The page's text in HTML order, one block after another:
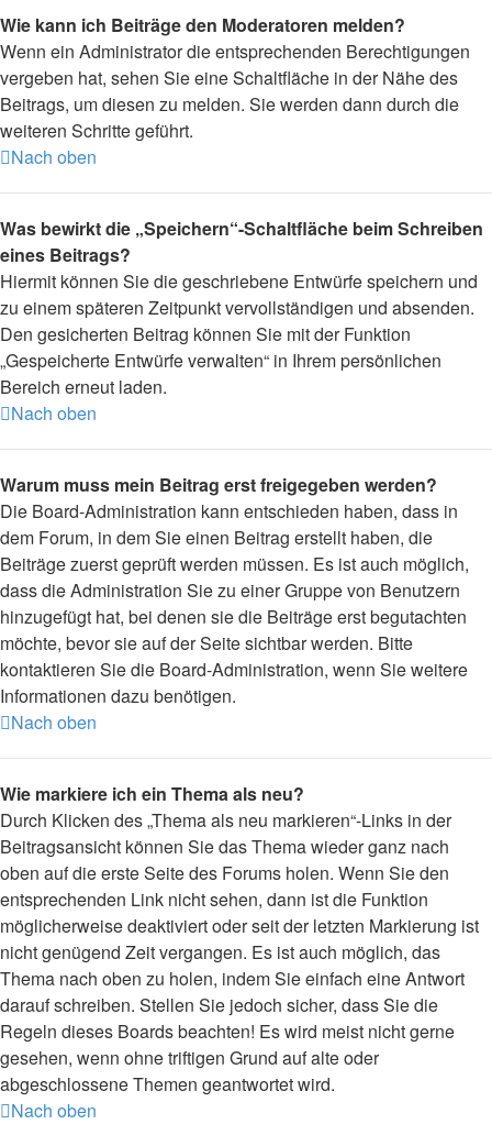
Wie kann ich Beiträge den Moderatoren melden?
Wenn ein Administrator die entsprechenden Berechtigungen
vergeben hat, sehen Sie eine Schaltfläche in der Nähe des
Beitrags, um diesen zu melden. Sie werden dann durch die
weiteren Schritte geführt.
Nach oben
Was bewirkt die „Speichern“-Schaltfläche beim Schreiben
eines Beitrags?
Hiermit können Sie die geschriebene Entwürfe speichern und
zu einem späteren Zeitpunkt vervollständigen und absenden.
Den gesicherten Beitrag können Sie mit der Funktion
„Gespeicherte Entwürfe verwalten“ in Ihrem persönlichen
Bereich erneut laden.
Nach oben
Warum muss mein Beitrag erst freigegeben werden?
Die Board-Administration kann entschieden haben, dass in
dem Forum, in dem Sie einen Beitrag erstellt haben, die
Beiträge zuerst geprüft werden müssen. Es ist auch möglich,
dass die Administration Sie zu einer Gruppe von Benutzern
hinzugefügt hat, bei denen sie die Beiträge erst begutachten
möchte, bevor sie auf der Seite sichtbar werden. Bitte
kontaktieren Sie die Board-Administration, wenn Sie weitere
Informationen dazu benötigen.
Nach oben
Wie markiere ich ein Thema als neu?
Durch Klicken des „Thema als neu markieren“-Links in der
Beitragsansicht können Sie das Thema wieder ganz nach
oben auf die erste Seite des Forums holen. Wenn Sie den
entsprechenden Link nicht sehen, dann ist die Funktion
möglicherweise deaktiviert oder seit der letzten Markierung ist
nicht genügend Zeit vergangen. Es ist auch möglich, das
Thema nach oben zu holen, indem Sie einfach eine Antwort
darauf schreiben. Stellen Sie jedoch sicher, dass Sie die
Regeln dieses Boards beachten! Es wird meist nicht gerne
gesehen, wenn ohne triftigen Grund auf alte oder
abgeschlossene Themen geantwortet wird.
Nach oben